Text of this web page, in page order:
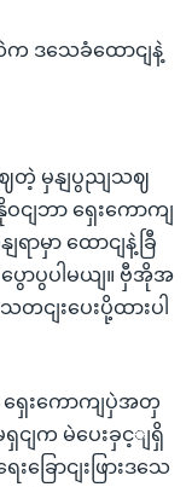
က ဒသေခံထောငျနဲ့
ဈတဲ့ မှနျပွညျသဈ
ငျဘာ ရှေးကောကျ
ာမှာ ထောငျနဲ့ခြီ
ာပွပါမယျ။ ဗှီအိုအ
တငျးပေးပို့ထားပါ
ရှေးကောကျပှဲအတှ
ငျက မဲပေးခှင့ျရှိ
ခြောငျးဖြားဒသေ